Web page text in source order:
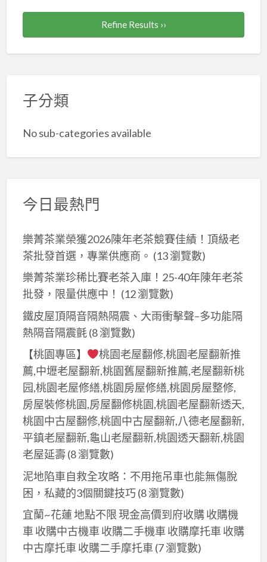
Refine Results ››
子分類
No sub-categories available
今日最熱門
樂菁茶業榮獲2026陳年老茶競賽佳績！頂級老
茶批發首選，專業供應商。 (13 瀏覽數)
樂菁茶業珍稀比賽老茶入庫！25-40年陳年老茶
批發，限量供應中！ (12 瀏覽數)
鐵皮屋頂隔音隔熱隔震、大雨衝擊聲–多功能隔
熱隔音隔震氈(8 瀏覽數)
【桃園專區】
桃園老屋翻修,桃園老屋翻新推
薦,中壢老屋翻新,桃園舊屋翻新推薦,老屋翻新桃
园,桃園老屋修繕,桃園房屋修繕,桃園房屋整修,
房屋裝修桃園,房屋翻修桃園,桃園老屋翻新透天,
桃園中古屋翻修,桃園中古屋翻新,八德老屋翻新,
平鎮老屋翻新,龜山老屋翻新,桃園透天翻新,桃園
老屋延壽(8 瀏覽數)
泥地陷車自救全攻略：不用拖吊車也能無傷脫
困，私藏的3個關鍵技巧(8 瀏覽數)
宜蘭~花蓮 地點不限 現金高價到府收購 收購機
車 收購中古機車 收購二手機車 收購摩托車 收購
中古摩托車 收購二手摩托車(7 瀏覽數)